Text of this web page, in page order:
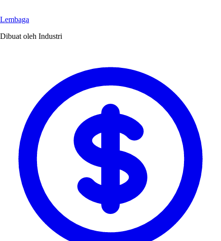
Lembaga
Dibuat oleh Industri